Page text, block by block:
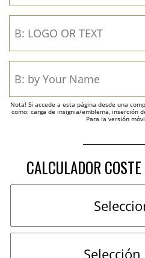
Nota! Si accede a esta página desde una
como: carga de insignia/emblema, inserción
Para la versión
CALCULADOR